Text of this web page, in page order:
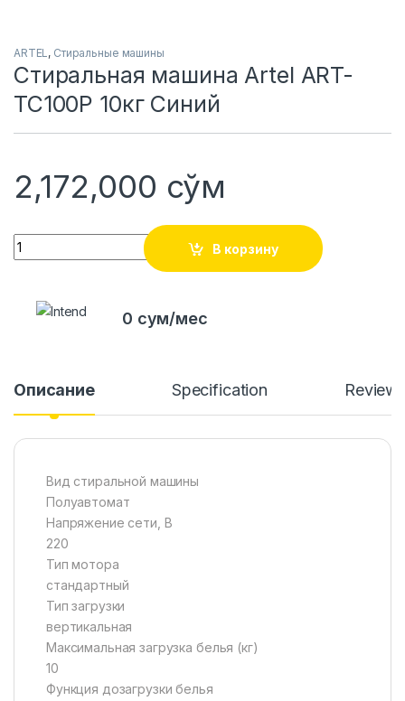
ARTEL, Стиральные машины
Стиральная машина Artel ART-
TC100P 10кг Синий
2,172,000 сўм
Quantity
В корзину
0 сум/мес
Описание Specification
Вид стиральной машины
Полуавтомат
Напряжение сети, В
220
Тип мотора
стандартный
Тип загрузки
вертикальная
Максимальная загрузка белья (кг)
10
Функция дозагрузки белья